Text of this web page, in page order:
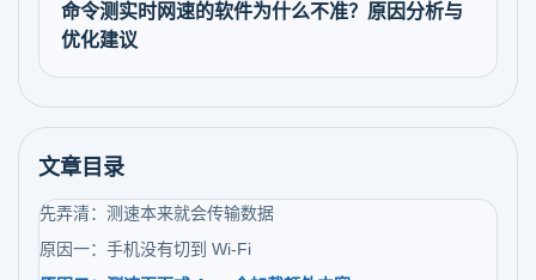
命令测实时网速的软件为什么不准？原因分析与
优化建议
文章目录
先弄清：测速本来就会传输数据
原因一：手机没有切到 Wi-Fi